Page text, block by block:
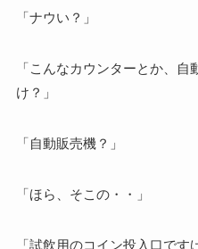
「ナウい？」
「こんなカウンターとか、
け？」
「自動販売機？」
「ほら、そこの・・」
「試飲用のコイン投入口です